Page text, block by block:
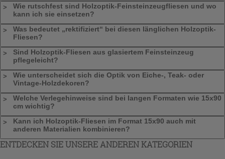
Wie rutschfest sind Holzoptik-Feinsteinzeugfliesen und wo
kann ich sie einsetzen?
Was bedeutet „rektifiziert“ bei diesen länglichen Holzoptik-
Fliesen?
Sind Holzoptik-Fliesen aus glasiertem Feinsteinzeug
pflegeleicht?
Wie unterscheidet sich die Optik von Eiche-, Teak- oder
Vintage-Holzdekoren?
Welche Verlegehinweise sind bei langen Formaten wie 15x90
cm wichtig?
Kann ich Holzoptik-Fliesen im Format 15x90 auch mit
anderen Materialien kombinieren?
ENTDECKEN SIE UNSERE ANDEREN KATEGORIEN